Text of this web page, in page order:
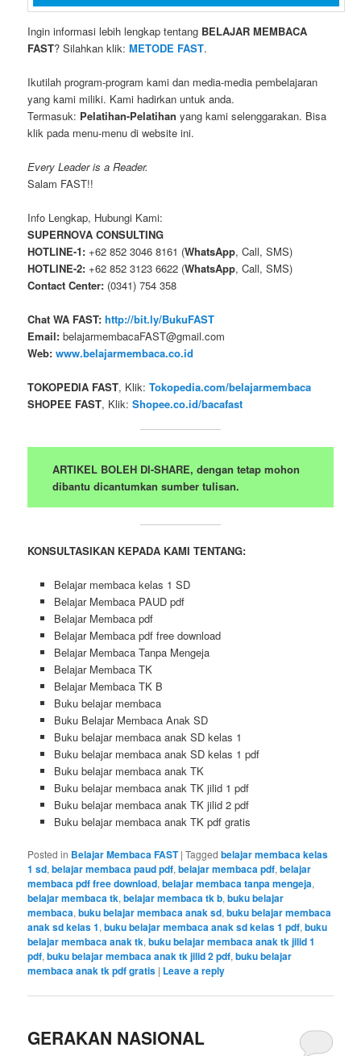
Ingin informasi lebih lengkap tentang BELAJAR MEMBACA
FAST? Silahkan klik:METODE FAST.
Ikutilah program-program kami dan media-media pembelajaran
yang kami miliki. Kami hadirkan untuk anda.
Termasuk: Pelatihan-Pelatihan yang kami selenggarakan. Bisa
klik pada menu-menu di website ini.
Every Leader is a Reader.
Salam FAST!!
Info Lengkap, Hubungi Kami:
SUPERNOVA CONSULTING
HOTLINE-1: +62 852 3046 8161 (WhatsApp, Call, SMS)
HOTLINE-2: +62 852 3123 6622 (WhatsApp, Call, SMS)
Contact Center: (0341) 754 358
Chat WA FAST: http://bit.ly/BukuFAST
Email: belajarmembacaFAST@gmail.com
Web: www.belajarmembaca.co.id
TOKOPEDIA FAST, Klik:Tokopedia.com/belajarmembaca
SHOPEE FAST, Klik:Shopee.co.id/bacafast
ARTIKEL BOLEH DI-SHARE, dengan tetap mohon
dibantu dicantumkan sumber tulisan.
KONSULTASIKAN KEPADA KAMI TENTANG:
Belajar membaca kelas 1 SD
Belajar Membaca PAUD pdf
Belajar Membaca pdf
Belajar Membaca pdf free download
Belajar Membaca Tanpa Mengeja
Belajar Membaca TK
Belajar Membaca TK B
Buku belajar membaca
Buku Belajar Membaca Anak SD
Buku belajar membaca anak SD kelas 1
Buku belajar membaca anak SD kelas 1 pdf
Buku belajar membaca anak TK
Buku belajar membaca anak TK jilid 1 pdf
Buku belajar membaca anak TK jilid 2 pdf
Buku belajar membaca anak TK pdf gratis
Posted in Belajar Membaca FAST |Tagged belajar membaca kelas
1 sd,belajar membaca paud pdf,belajar membaca pdf,belajar
membaca pdf free download,belajar membaca tanpa mengeja,
belajar membaca tk,belajar membaca tk b,buku belajar
membaca,buku belajar membaca anak sd,buku belajar membaca
anak sd kelas 1,buku belajar membaca anak sd kelas 1 pdf,buku
belajar membaca anak tk,buku belajar membaca anak tk jilid 1
pdf,buku belajar membaca anak tk jilid 2 pdf,buku belajar
membaca anak tk pdf gratis | Leave a reply
GERAKAN NASIONAL